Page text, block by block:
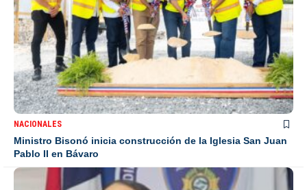
NACIONALES
Ministro Bisonó inicia construcción de la Iglesia San Juan
Pablo II en Bávaro